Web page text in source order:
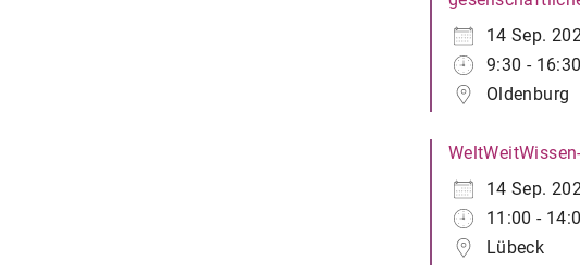
14 Sep.
9:30 - 16:30
Oldenburg
14 Sep.
11:00 -
Lübeck